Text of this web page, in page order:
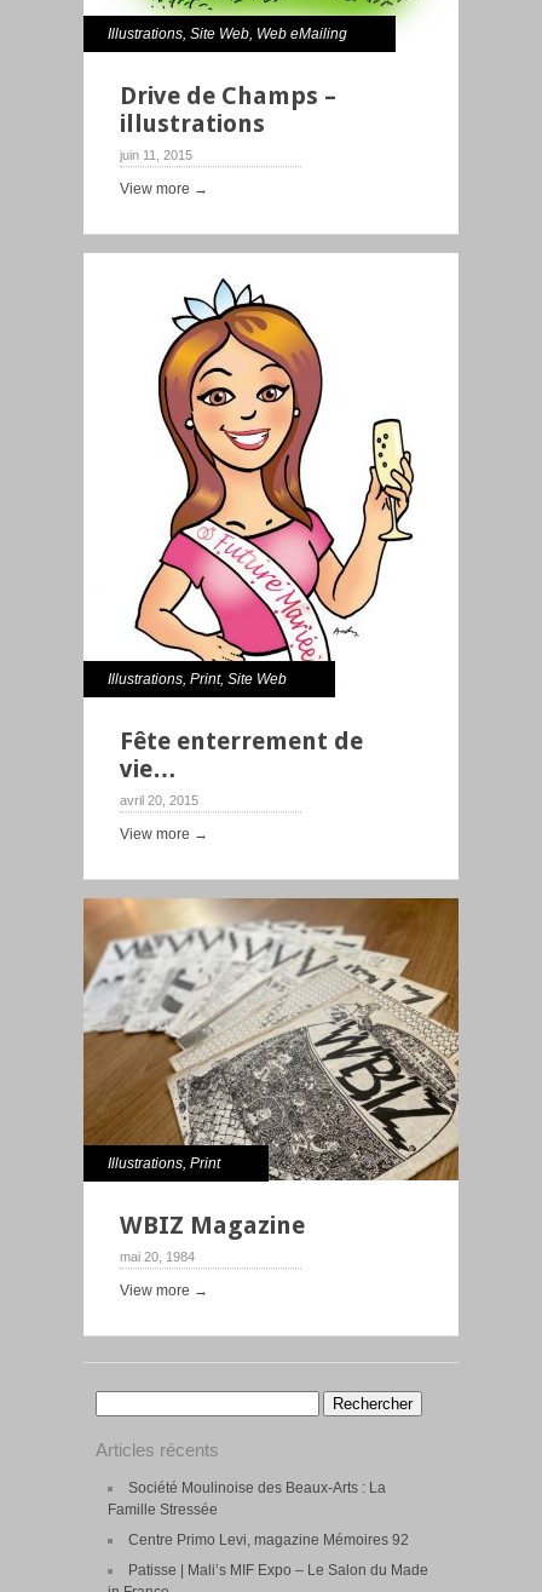
Illustrations, Site Web, Web eMailing
Drive de Champs –
illustrations
juin 11, 2015
View more →
Illustrations, Print, Site Web
Fête enterrement de
vie…
avril 20, 2015
View more →
Illustrations, Print
WBIZ Magazine
mai 20, 1984
View more →
Articles récents
Société Moulinoise des Beaux-Arts : La
Famille Stressée
Centre Primo Levi, magazine Mémoires 92
Patisse | Mali’s MIF Expo – Le Salon du Made